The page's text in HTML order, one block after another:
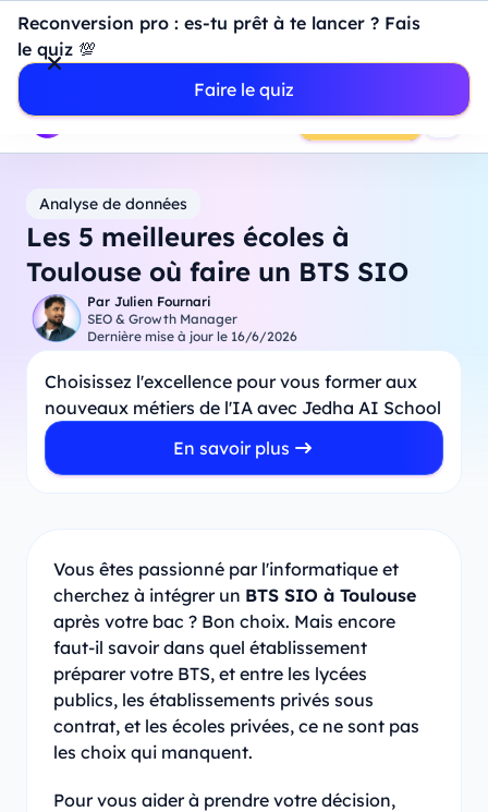
Reconversion pro : es-tu prêt à te lancer ? Fais
le quiz 💯
Faire le quiz
Introduction à Power BI : construisez votre premier
dashboard de A à Z
- Mardi 11 Août
18h00
Professionnels
Étudiants Parents Entreprises
Prendre RDV
Analyse de données
Les 5 meilleures écoles à
Toulouse où faire un BTS SIO
Par Julien Fournari
SEO & Growth Manager
Dernière mise à jour le 16/6/2026
Choisissez l'excellence pour vous former aux
nouveaux métiers de l'IA avec Jedha AI School
En savoir plus
Vous êtes passionné par l'informatique et
cherchez à intégrer un BTS SIO à Toulouse
après votre bac ? Bon choix. Mais encore
faut-il savoir dans quel établissement
préparer votre BTS, et entre les lycées
publics, les établissements privés sous
contrat, et les écoles privées, ce ne sont pas
les choix qui manquent.
Pour vous aider à prendre votre décision,